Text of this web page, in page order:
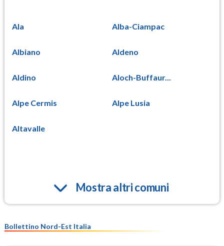
Ala Alba-Ciampac
Albiano Aldeno
Aldino Aloch-Buffaur...
Alpe Cermis Alpe Lusia
Altavalle
Mostra altri comuni
Bollettino Nord-Est Italia